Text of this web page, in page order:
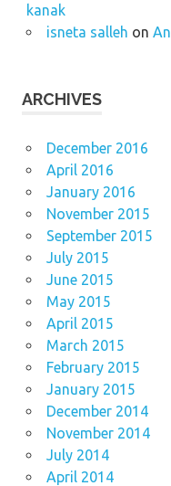
kanak
isneta salleh on
ARCHIVES
December 2016
April 2016
January 2016
November 2015
September 2015
July 2015
June 2015
May 2015
April 2015
March 2015
February 2015
January 2015
December 2014
November 2014
July 2014
April 2014